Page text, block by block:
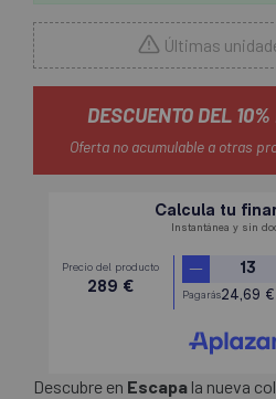
Últimas
DESCUENTO DEL
Oferta no acumulable a otras
Descubre en Escapa la nueva